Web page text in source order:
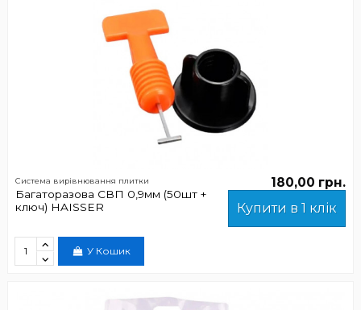
Система вирівнювання плитки
Багаторазова СВП 0,9мм (50шт +
ключ) HAISSER
180,00 грн.
Купити в 1 клік
У Кошик